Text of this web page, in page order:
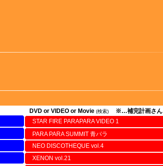
DVD or VIDEO or Movie (検索)
※…補完計画さん
STAR FIRE PARAPARA VIDEO 1
PARA PARA SUMMIT 青パラ
NEO DISCOTHEQUE vol.4
XENON vol.21